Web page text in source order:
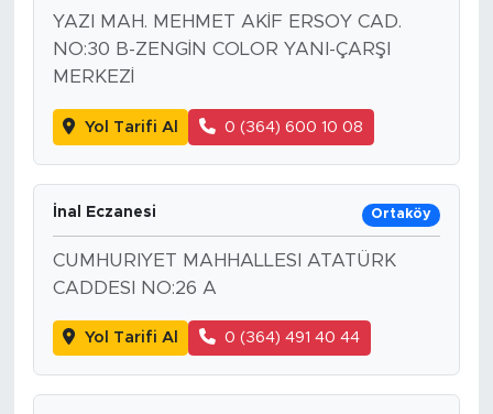
YAZI MAH. MEHMET AKİF ERSOY CAD.
NO:30 B-ZENGİN COLOR YANI-ÇARŞI
MERKEZİ
Yol Tarifi Al 0 (364) 600 10 08
İnal Eczanesi Ortaköy
CUMHURIYET MAHHALLESI ATATÜRK
CADDESI NO:26 A
Yol Tarifi Al 0 (364) 491 40 44